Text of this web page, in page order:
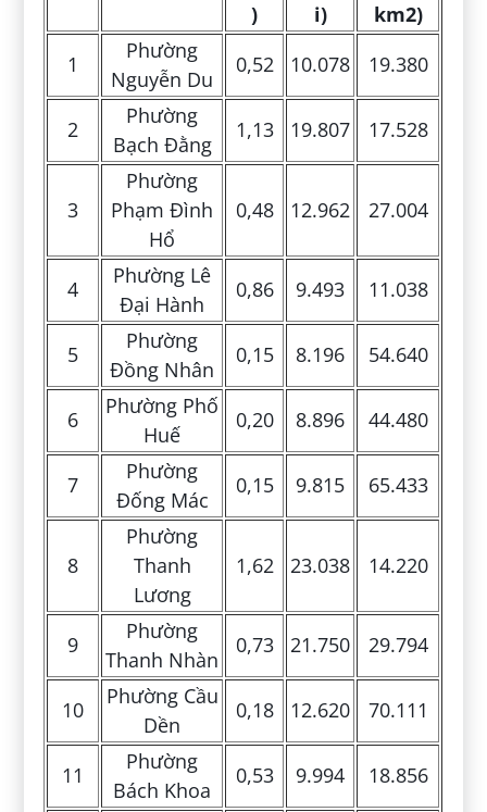
)
i)
km2)
1
Phường
Nguyễn Du
0,52 10.078 19.380
2
Phường
Bạch Đằng
1,13 19.807 17.528
3
Phường
Phạm Đình
Hổ
0,48 12.962 27.004
4
Phường Lê
Đại Hành
0,86 9.493 11.038
5
Phường
Đồng Nhân
0,15 8.196 54.640
6
Phường Phố
Huế
0,20 8.896 44.480
7
Phường
Đống Mác
0,15 9.815 65.433
8
Phường
Thanh
Lương
1,62 23.038 14.220
9
Phường
Thanh Nhàn
0,73 21.750 29.794
10
Phường Cầu
Dền
0,18 12.620 70.111
11
Phường
Bách Khoa
0,53 9.994 18.856